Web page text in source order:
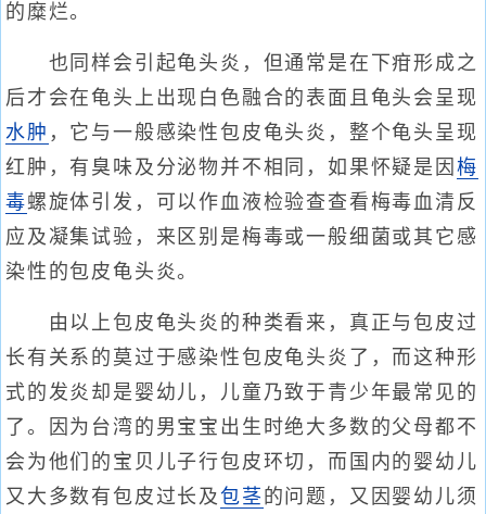
的糜烂。
也同样会引起龟头炎，但通常是在下疳形成之
后才会在龟头上出现白色融合的表面且龟头会呈现
水肿 ，它与一般感染性包皮龟头炎，整个龟头呈现
红肿，有臭味及分泌物并不相同，如果怀疑是因 梅
毒螺旋体引发，可以作血液检验查查看梅毒血清反
应及凝集试验，来区别是梅毒或一般细菌或其它感
染性的包皮龟头炎。
由以上包皮龟头炎的种类看来，真正与包皮过
长有关系的莫过于感染性包皮龟头炎了，而这种形
式的发炎却是婴幼儿，儿童乃致于青少年最常见的
了。因为台湾的男宝宝出生时绝大多数的父母都不
会为他们的宝贝儿子行包皮环切，而国内的婴幼儿
又大多数有包皮过长及包茎 的问题，又因婴幼儿须